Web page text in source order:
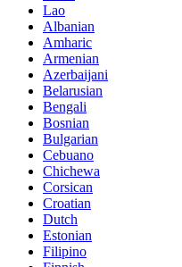
Lao
Albanian
Amharic
Armenian
Azerbaijani
Belarusian
Bengali
Bosnian
Bulgarian
Cebuano
Chichewa
Corsican
Croatian
Dutch
Estonian
Filipino